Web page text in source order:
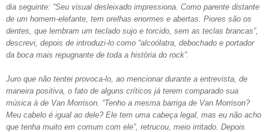
dia seguinte: “Seu visual desleixado impressiona. Como parente distante
de um homem-elefante, tem orelhas enormes e abertas. Piores são os
dentes, que lembram um teclado sujo e torcido, sem as teclas brancas”,
descrevi, depois de introduzi-lo como “alcoólatra, debochado e portador
da boca mais repugnante de toda a história do rock”.
Juro que não tentei provoca-lo, ao mencionar durante a entrevista, de
maneira positiva, o fato de alguns críticos já terem comparado sua
música à de Van Morrison. “Tenho a mesma barriga de Van Morrison?
Meu cabelo é igual ao dele? Ele tem uma cabeça legal, mas eu não acho
que tenha muito em comum com ele”, retrucou, meio irritado. Depois